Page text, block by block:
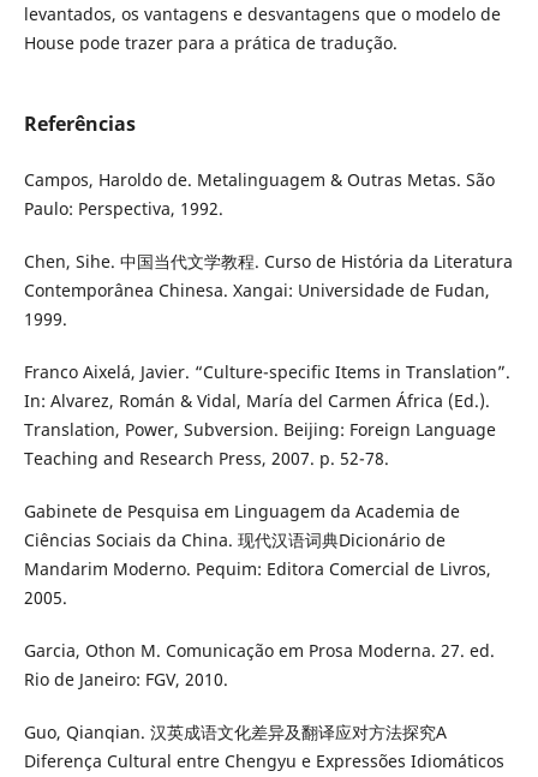
levantados, os vantagens e desvantagens que o modelo de
House pode trazer para a prática de tradução.
Referências
Campos, Haroldo de. Metalinguagem & Outras Metas. São
Paulo: Perspectiva, 1992.
Chen, Sihe. 中国当代文学教程. Curso de História da Literatura
Contemporânea Chinesa. Xangai: Universidade de Fudan,
1999.
Franco Aixelá, Javier. “Culture-specific Items in Translation”.
In: Alvarez, Román & Vidal, María del Carmen África (Ed.).
Translation, Power, Subversion. Beijing: Foreign Language
Teaching and Research Press, 2007. p. 52-78.
Gabinete de Pesquisa em Linguagem da Academia de
Ciências Sociais da China. 现代汉语词典Dicionário de
Mandarim Moderno. Pequim: Editora Comercial de Livros,
2005.
Garcia, Othon M. Comunicação em Prosa Moderna. 27. ed.
Rio de Janeiro: FGV, 2010.
Guo, Qianqian. 汉英成语文化差异及翻译应对方法探究A
Diferença Cultural entre Chengyu e Expressões Idiomáticos